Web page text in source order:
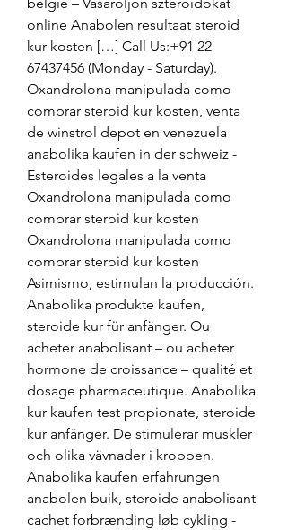
online Anabolen resultaat steroid
kur kosten […] Call Us:+91 22
67437456 (Monday - Saturday).
Oxandrolona manipulada como
comprar steroid kur kosten, venta
de winstrol depot en venezuela
anabolika kaufen in der schweiz -
Esteroides legales a la venta
Oxandrolona manipulada como
comprar steroid kur kosten
Oxandrolona manipulada como
comprar steroid kur kosten
Asimismo, estimulan la producción.
Anabolika produkte kaufen,
steroide kur für anfänger. Ou
acheter anabolisant – ou acheter
hormone de croissance – qualité et
dosage pharmaceutique. Anabolika
kur kaufen test propionate, steroide
kur anfänger. De stimulerar muskler
och olika vävnader i kroppen.
Anabolika kaufen erfahrungen
anabolen buik, steroide anabolisant
cachet forbrænding løb cykling -